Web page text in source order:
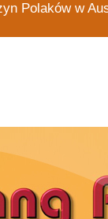
Polaków w